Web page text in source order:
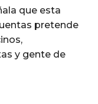
que esta
pretende
y gente de